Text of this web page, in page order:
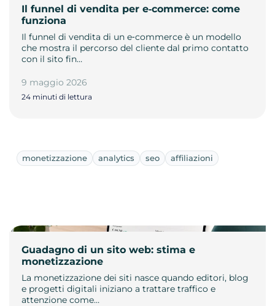
Il funnel di vendita per e‑commerce: come
funziona
Il funnel di vendita di un e‑commerce è un modello
che mostra il percorso del cliente dal primo contatto
con il sito fin…
9 maggio 2026
24 minuti di lettura
monetizzazione analytics seo affiliazioni
Guadagno di un sito web: stima e
monetizzazione
La monetizzazione dei siti nasce quando editori, blog
e progetti digitali iniziano a trattare traffico e
attenzione come…